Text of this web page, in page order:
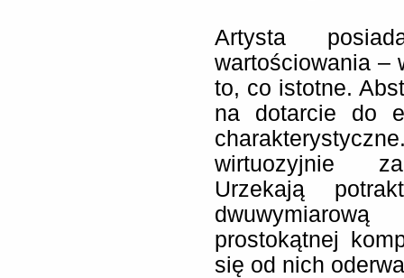
Artysta
wartościowania –
to, co istotne.
na dotarcie do
wirtuozyjnie
Urzekają
prostokątnej
się od nich